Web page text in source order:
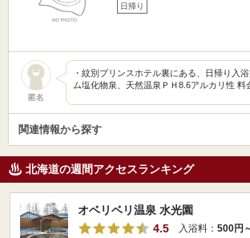
日帰り
匿名
・紋別プリンスホテル裏にある、日帰り入
ム塩化物泉、天然温泉ＰＨ8.6アルカリ性 料
関連情報から探す
北海道の週間アクセスランキング
オベリベリ温泉 水光園
4.5
入浴料： 500円